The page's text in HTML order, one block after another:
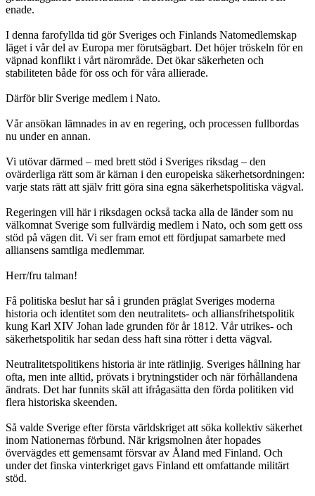
enade.
I denna farofyllda tid gör Sveriges och Finlands Natomedlemskap
läget i vår del av Europa mer förutsägbart. Det höjer tröskeln för en
väpnad konflikt i vårt närområde. Det ökar säkerheten och
stabiliteten både för oss och för våra allierade.
Därför blir Sverige medlem i Nato.
Vår ansökan lämnades in av en regering, och processen fullbordas
nu under en annan.
Vi utövar därmed – med brett stöd i Sveriges riksdag – den
ovärderliga rätt som är kärnan i den europeiska säkerhetsordningen:
varje stats rätt att själv fritt göra sina egna säkerhetspolitiska vägval.
Regeringen vill här i riksdagen också tacka alla de länder som nu
välkomnat Sverige som fullvärdig medlem i Nato, och som gett oss
stöd på vägen dit. Vi ser fram emot ett fördjupat samarbete med
alliansens samtliga medlemmar.
Herr/fru talman!
Få politiska beslut har så i grunden präglat Sveriges moderna
historia och identitet som den neutralitets- och alliansfrihetspolitik
kung Karl XIV Johan lade grunden för år 1812. Vår utrikes- och
säkerhetspolitik har sedan dess haft sina rötter i detta vägval.
Neutralitetspolitikens historia är inte rätlinjig. Sveriges hållning har
ofta, men inte alltid, prövats i brytningstider och när förhållandena
ändrats. Det har funnits skäl att ifrågasätta den förda politiken vid
flera historiska skeenden.
Så valde Sverige efter första världskriget att söka kollektiv säkerhet
inom Nationernas förbund. När krigsmolnen åter hopades
övervägdes ett gemensamt försvar av Åland med Finland. Och
under det finska vinterkriget gavs Finland ett omfattande militärt
stöd.